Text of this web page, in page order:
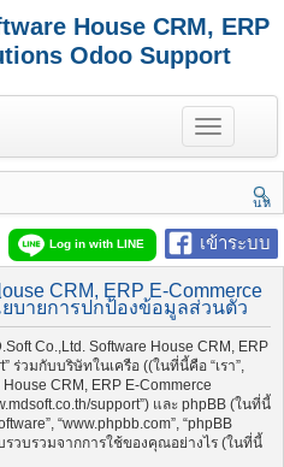
House CRM, ERP
Odoo Support
T
o
g
e
n
a
v
i
g
a
t
o
n
นห
า
เข้าระบบ
Log in with LINE
CRM, ERP E-Commerce
ยบายการปกป้องข้อมูลส่วนตัว
Co.,Ltd. Software House CRM, ERP
ร่วมกับบริษัทในเครือ ((ในที่นี้คือ “เรา”,
House CRM, ERP E-Commerce
support”) และ phpBB (ในที่นี้
“www.phpbb.com”, “phpBB
รวบรวมจากการใช้ของคุณอย่างไร (ในที่นี้